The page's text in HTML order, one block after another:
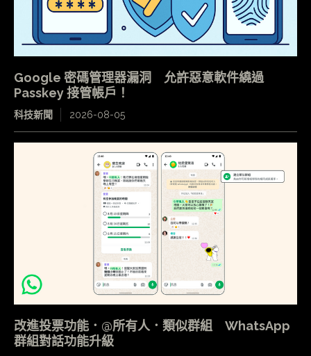
Google 密碼管理器漏洞 允許惡意軟件繞過
Passkey 接管帳戶！
科技新聞 2026-08-05
改進投票功能．@所有人．類似群組 WhatsApp
群組對話功能升級